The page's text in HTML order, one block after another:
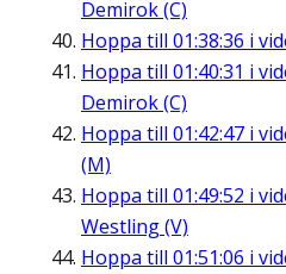
Demirok (C)
Hoppa till 01:38:36 i
Hoppa till 01:40:31 i
Demirok (C)
Hoppa till 01:42:47 i
(M)
Hoppa till 01:49:52 i
Westling (V)
Hoppa till 01:51:06 i